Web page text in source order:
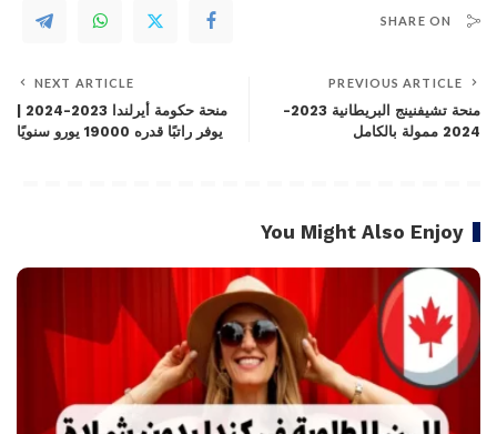
SHARE ON
PREVIOUS ARTICLE
منحة تشيفنينج البريطانية 2023-
2024 ممولة بالكامل
NEXT ARTICLE
منحة حكومة أيرلندا 2023-2024 |
يوفر راتبًا قدره 19000 يورو سنويًا
You Might Also Enjoy